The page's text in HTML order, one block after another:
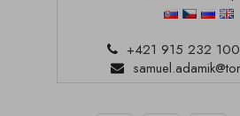
+421 915 232 100